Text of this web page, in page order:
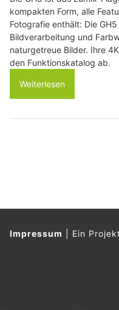
kompakten Form, alle
Fotografie enthält: Die
Bildverarbeitung und
naturgetreue Bilder. Ihre
den Funktionskatalog ab.
Weiterlesen
Impressum Ein